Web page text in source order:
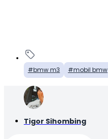
bmw m3 mobil bmw
Tigor Sihombing